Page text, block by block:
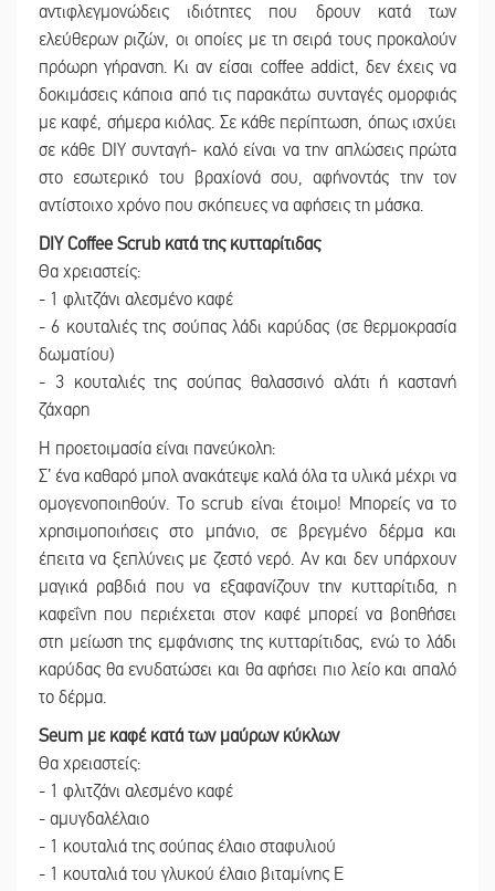
αντιφλεγμονώδεις ιδιότητες που δρουν κατά των
ελεύθερων ριζών, οι οποίες με τη σειρά τους προκαλούν
πρόωρη γήρανση. Κι αν είσαι coffee addict, δεν έχεις να
δοκιμάσεις κάποια από τις παρακάτω συνταγές ομορφιάς
με καφέ, σήμερα κιόλας. Σε κάθε περίπτωση, όπως ισχύει
σε κάθε DIY συνταγή- καλό είναι να την απλώσεις πρώτα
στο εσωτερικό του βραχίονά σου, αφήνοντάς την τον
αντίστοιχο χρόνο που σκόπευες να αφήσεις τη μάσκα.
DIY Coffee Scrub κατά της κυτταρίτιδας
Θα χρειαστείς:
- 1 φλιτζάνι αλεσμένο καφέ
- 6 κουταλιές της σούπας λάδι καρύδας (σε θερμοκρασία
δωματίου)
- 3 κουταλιές της σούπας θαλασσινό αλάτι ή καστανή
ζάχαρη
Η προετοιμασία είναι πανεύκολη:
Σ’ ένα καθαρό μπολ ανακάτεψε καλά όλα τα υλικά μέχρι να
ομογενοποιηθούν. Το scrub είναι έτοιμο! Μπορείς να το
χρησιμοποιήσεις στο μπάνιο, σε βρεγμένο δέρμα και
έπειτα να ξεπλύνεις με ζεστό νερό. Αν και δεν υπάρχουν
μαγικά ραβδιά που να εξαφανίζουν την κυτταρίτιδα, η
καφεΐνη που περιέχεται στον καφέ μπορεί να βοηθήσει
στη μείωση της εμφάνισης της κυτταρίτιδας, ενώ το λάδι
καρύδας θα ενυδατώσει και θα αφήσει πιο λείο και απαλό
το δέρμα.
Seum με καφέ κατά των μαύρων κύκλων
Θα χρειαστείς:
- 1 φλιτζάνι αλεσμένο καφέ
- αμυγδαλέλαιο
- 1 κουταλιά της σούπας έλαιο σταφυλιού
- 1 κουταλιά του γλυκού έλαιο βιταμίνης Ε